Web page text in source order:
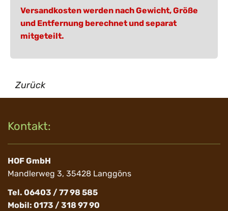
Versandkosten werden nach Gewicht, Größe
und Entfernung berechnet und separat
mitgeteilt.
Zurück
Kontakt:
HOF GmbH
Mandlerweg 3, 35428 Langgöns
Tel. 06403 / 77 98 585
Mobil: 0173 / 318 97 90